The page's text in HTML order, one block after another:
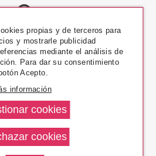
Seguro
Devolución
propias y de terceros para
y mostrarle publicidad
mediante el análisis de
Para dar su consentimiento
Acepto.
información